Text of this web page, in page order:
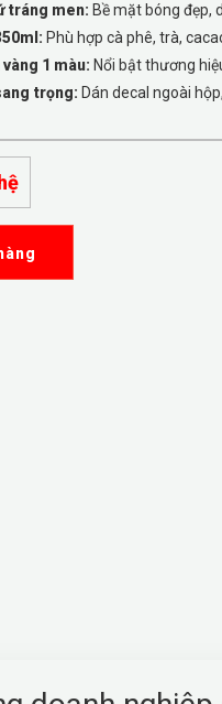
tráng men: Bề mặt bóng đẹp,
Phù hợp cà phê, trà,
vàng 1 màu: Nổi bật thương
trọng: Dán decal ngoài